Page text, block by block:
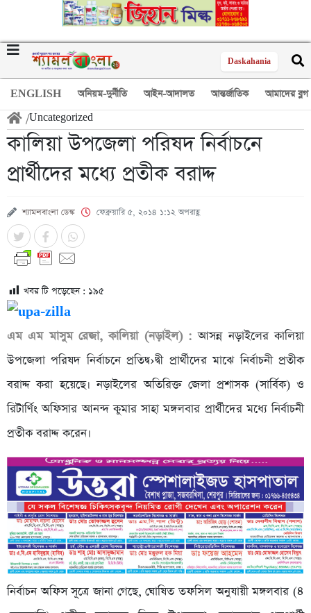
Daskahania
ENGLISH অনিয়ম-দুর্নীতি আইন-আদালত আন্তর্জাতিক আমাদের ব্লগ
/Uncategorized
কালিয়া উপজেলা পরিষদ নির্বাচনে
প্রার্থীদের মধ্যে প্রতীক বরাদ্দ
শ্যামলবাংলা ডেস্ক ফেব্রুয়ারি ৫, ২০১৪ ১:১২ অপরাহ্ণ
খবর টি পড়েছেন : ১৯৫
এম এম মাসুম রেজা, কালিয়া (নড়াইল) : আসন্ন নড়াইলের কালিয়া
উপজেলা পরিষদ নির্বাচনে প্রতিদ্ব›দ্বী প্রার্থীদের মাঝে নির্বাচনী প্রতীক
বরাদ্দ করা হয়েছে। নড়াইলের অতিরিক্ত জেলা প্রশাসক (সার্বিক) ও
রিটার্ণিং অফিসার আনন্দ কুমার সাহা মঙ্গলবার প্রার্থীদের মধ্যে নির্বাচনী
প্রতীক বরাদ্দ করেন।
নির্বাচন অফিস সূত্রে জানা গেছে, ঘোষিত তফসিল অনুযায়ী মঙ্গলবার (৪